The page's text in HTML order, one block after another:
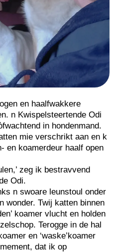
en haalfwakkere
n Kwispelsteertende Odi
in hondenmand.
mie verschrikt aan en k
en koamerdeur haalf open
zeg ik bestravvend
Odi.
n swoare leunstoul onder
wonder. Twij katten binnen
koamer vlucht en holden
Terogge in de hal
en ‘waske’koamer
dat ik op